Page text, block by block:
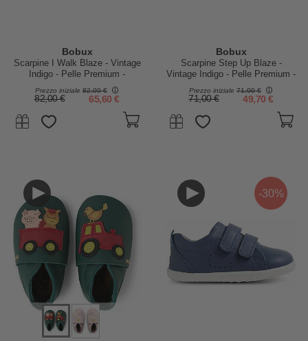
Bobux
Scarpine I Walk Blaze - Vintage
Indigo - Pelle Premium -
Camminatori Esperti
Prezzo iniziale 82,00 €
82,00 € 65,60 €
Bobux
Scarpine Step Up Blaze -
Vintage Indigo - Pelle Premium -
Prezzo iniziale 71,00 €
71,00 € 49,70 €
-30%